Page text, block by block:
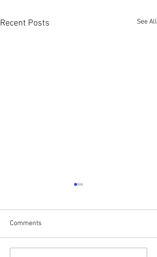
Recent Posts See All
Comments